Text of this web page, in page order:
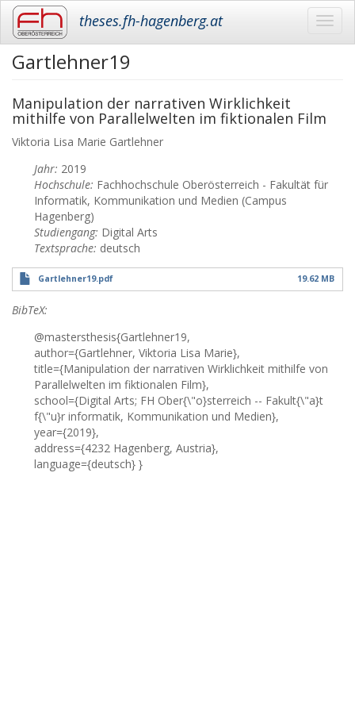
Skip
content
theses.fh-hagenberg.at
Gartlehner19
Manipulation der narrativen Wirklichkeit
mithilfe von Parallelwelten im fiktionalen Film
Viktoria Lisa Marie Gartlehner
Jahr: 2019
Hochschule: Fachhochschule Oberösterreich - Fakultät für
Informatik, Kommunikation und Medien (Campus
Hagenberg)
Studiengang: Digital Arts
Textsprache: deutsch
Gartlehner19.pdf 19.62 MB
BibTeX:
@mastersthesis{Gartlehner19,
author={Gartlehner, Viktoria Lisa Marie},
title={Manipulation der narrativen Wirklichkeit mithilfe von
Parallelwelten im fiktionalen Film},
school={Digital Arts; FH Ober{\"o}sterreich -- Fakult{\"a}t
f{\"u}r informatik, Kommunikation und Medien},
year={2019},
address={4232 Hagenberg, Austria},
language={deutsch} }